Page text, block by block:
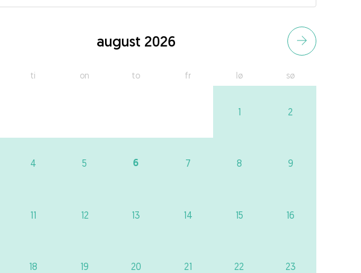
august 2026
ti on to fr lø sø
1 2
4 5 6 7 8 9
11 12 13 14 15 16
18 19 20 21 22 23